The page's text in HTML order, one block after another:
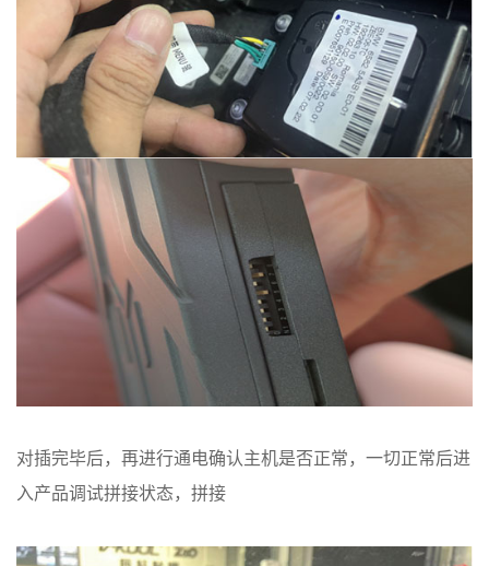
对插完毕后，再进行通电确认主机是否正常，一切正常后进
入产品调试拼接状态，拼接